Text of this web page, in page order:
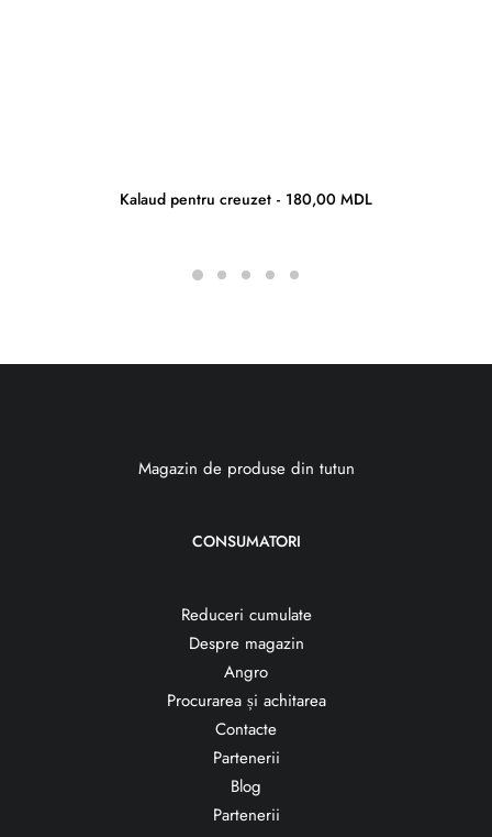
Kalaud pentru creuzet 180,00 MDL
Magazin de produse din tutun
CONSUMATORI
Reduceri cumulate
Despre magazin
Angro
Procurarea și achitarea
Contacte
Partenerii
Blog
Partenerii